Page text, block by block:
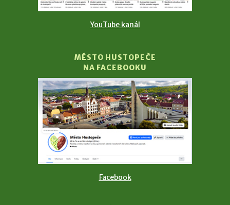
YouTube kanál
MĚSTO HUSTOPEČE
NA FACEBOOKU
Facebook